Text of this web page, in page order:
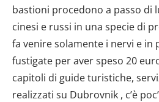
bastioni procedono a passo di
cinesi e russi in una specie di
fa venire solamente i nervi e in
fustigate per aver speso 20
capitoli di guide turistiche,
realizzati su Dubrovnik , c’è